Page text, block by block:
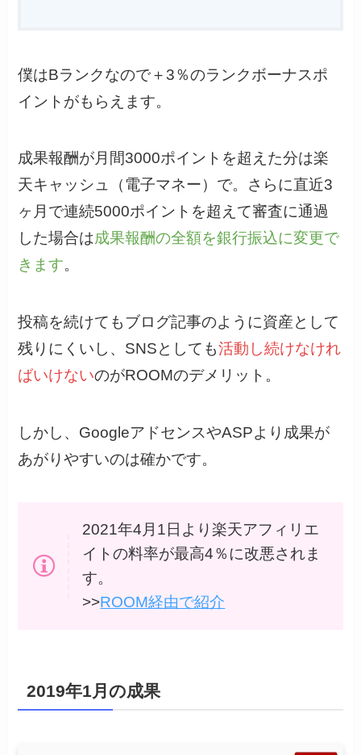
僕はBランクなので＋3％のランクボーナスポ
イントがもらえます。
成果報酬が月間3000ポイントを超えた分は楽
天キャッシュ（電子マネー）で。さらに直近3
ヶ月で連続5000ポイントを超えて審査に通過
した場合は成果報酬の全額を銀行振込に変更で
きます。
投稿を続けてもブログ記事のように資産として
残りにくいし、SNSとしても活動し続けなけれ
ばいけないのがROOMのデメリット。
しかし、GoogleアドセンスやASPより成果が
あがりやすいのは確かです。
2021年4月1日より楽天アフィリエ
イトの料率が最高4％に改悪されま
す。
>>ROOM経由で紹介
2019年1月の成果